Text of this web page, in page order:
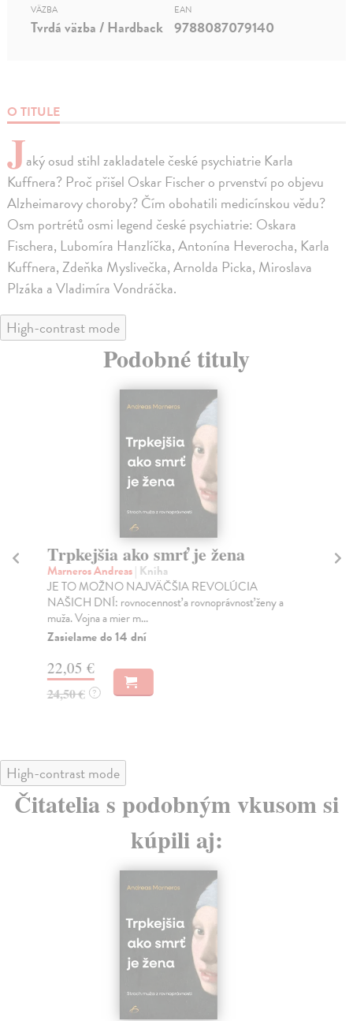
O TITULE
Jaký osud stihl zakladatele české psychiatrie Karla
Kuffnera? Proč přišel Oskar Fischer o prvenství po objevu
Alzheimarovy choroby? Čím obohatili medicínskou vědu?
Osm portrétů osmi legend české psychiatrie: Oskara
Fischera, Lubomíra Hanzlíčka, Antonína Heverocha, Karla
Kuffnera, Zdeňka Myslivečka, Arnolda Picka, Miroslava
Plzáka a Vladimíra Vondráčka.
VÄZBA
Tvrdá väzba / Hardback
EAN
9788087079140
High-contrast mode
Podobné tituly
Trpkejšia ako smrť je žena
Marneros Andreas| Kniha
JE TO MOŽNO NAJVÄČŠIA REVOLÚCIA
NAŠICH DNÍ: rovnocennosť a rovnoprávnosť ženy a
muža. Vojna a mier m...
Zasielame do 14 dní
22,05 €
24,50 € ?
High-contrast mode
Čitatelia s podobným vkusom si
kúpili aj: